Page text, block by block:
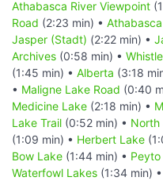
Athabasca River Viewpoint
Road (2:23 min) •
Jasper (Stadt) (2:22 min) •
Archives (0:58 min) •
(1:45 min) • Alberta (3:18
• Maligne Lake Road (0:40
Medicine Lake (2:18 min) •
Lake Trail (0:52 min) • North
(1:09 min) • Herbert Lake
Bow Lake (1:44 min) •
Waterfowl Lakes (1:34 min) •